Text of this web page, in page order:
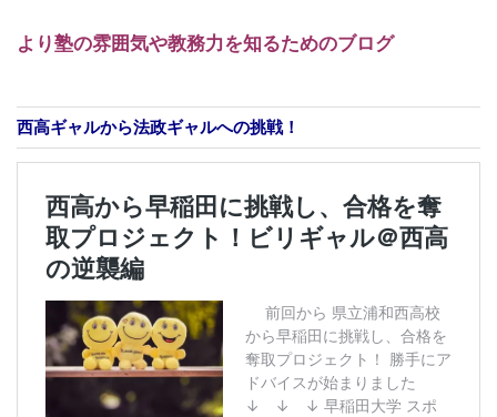
より塾の雰囲気や教務力を知るためのブログ
西高ギャルから法政ギャルへの挑戦！